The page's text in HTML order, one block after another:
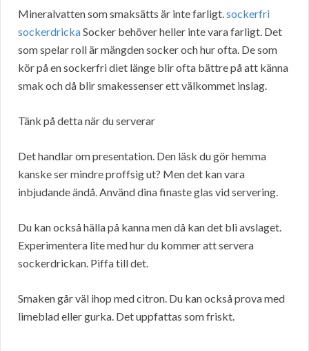
Mineralvatten som smaksätts är inte farligt.sockerfri
sockerdrickaSocker behöver heller inte vara farligt. Det
som spelar roll är mängden socker och hur ofta. De som
kör på en sockerfri diet länge blir ofta bättre på att känna
smak och då blir smakessenser ett välkommet inslag.
Tänk på detta när du serverar
Det handlar om presentation. Den läsk du gör hemma
kanske ser mindre proffsig ut? Men det kan vara
inbjudande ändå. Använd dina finaste glas vid servering.
Du kan också hälla på kanna men då kan det bli avslaget.
Experimentera lite med hur du kommer att servera
sockerdrickan. Piffa till det.
Smaken går väl ihop med citron. Du kan också prova med
limeblad eller gurka. Det uppfattas som friskt.